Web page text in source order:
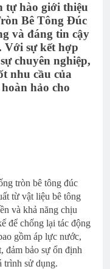
tự hào giới thiệu
Bê Tông Đúc
và đáng tin cậy
Với sự kết hợp
chuyên nghiệp,
nhu cầu của
hảo cho
tròn bê tông đúc
từ vật liệu bê tông
và khả năng chịu
để chống lại tác động
gồm áp lực nước,
đảm bảo sự ổn định
trình sử dụng.